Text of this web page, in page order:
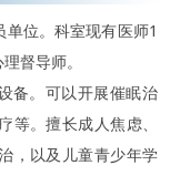
位。科室现有医师1
督导师。
备。可以开展催眠治
。擅长成人焦虑、
，以及儿童青少年学